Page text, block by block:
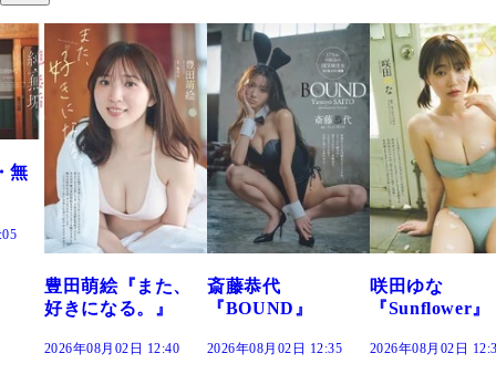
斎藤恭代
『BOUND』
2026年08月02日 12:35
咲田ゆな
『Sunflower』
2026年08月02日 12:30
藤水咲桜『花
だまり』
2026年08月02日